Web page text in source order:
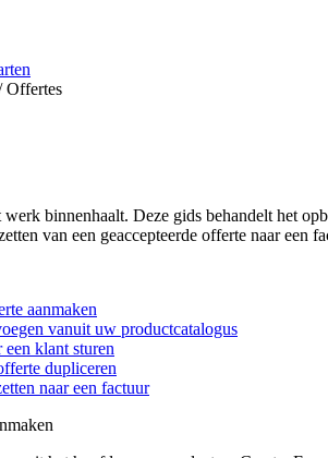
Offertes
binnenhaalt. Deze gids behandelt het
van een geaccepteerde offerte naar een
aanmaken
vanuit uw productcatalogus
klant sturen
dupliceren
naar een factuur